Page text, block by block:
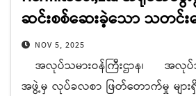
ဆင်းစစ်ဆေးခဲ့သော သတင်းဖ
NOV 5, 2025
အလုပ်သမားဝန်ကြီးဌာန၊ အလုပ်သမ
အဖွဲ့မှ လုပ်ခလစာ ဖြတ်တောက်မှု များရှိ